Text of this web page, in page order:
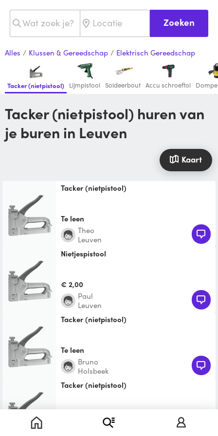
Zoeken
Alles / Klussen & Gereedschap / Elektrisch Gereedschap
Tacker (nietpistool) Lijmpistool Soldeerbout Accu schroeftol
Tacker (nietpistool) huren van
je buren in Leuven
Kaart
Tacker (nietpistool)
Te leen
Theo
Leuven
nietjespistool
€ 2,00
Paul
Leuven
Tacker (nietpistool)
Te leen
Bruno
Holsbeek
Tacker (nietpistool)